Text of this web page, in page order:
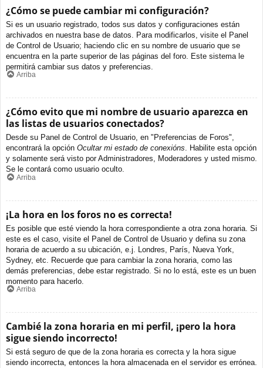
¿Cómo se puede cambiar mi configuración?
Si es un usuario registrado, todos sus datos y configuraciones están
archivados en nuestra base de datos. Para modificarlos, visite el Panel
de Control de Usuario; haciendo clic en su nombre de usuario que se
encuentra en la parte superior de las páginas del foro. Este sistema le
permitirá cambiar sus datos y preferencias.
Arriba
¿Cómo evito que mi nombre de usuario aparezca en
las listas de usuarios conectados?
Desde su Panel de Control de Usuario, en "Preferencias de Foros",
encontrará la opción Ocultar mi estado de conexións. Habilite esta opción
y solamente será visto por Administradores, Moderadores y usted mismo.
Se le contará como usuario oculto.
Arriba
¡La hora en los foros no es correcta!
Es posible que esté viendo la hora correspondiente a otra zona horaria. Si
este es el caso, visite el Panel de Control de Usuario y defina su zona
horaria de acuerdo a su ubicación, e.j. Londres, París, Nueva York,
Sydney, etc. Recuerde que para cambiar la zona horaria, como las
demás preferencias, debe estar registrado. Si no lo está, este es un buen
momento para hacerlo.
Arriba
Cambié la zona horaria en mi perfil, ¡pero la hora
sigue siendo incorrecto!
Si está seguro de que de la zona horaria es correcta y la hora sigue
siendo incorrecta, entonces la hora almacenada en el servidor es errónea.